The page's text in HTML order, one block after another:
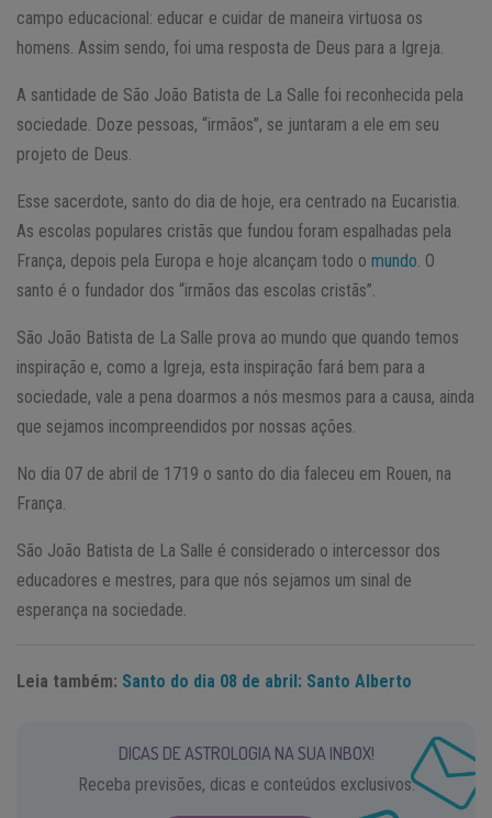
campo educacional: educar e cuidar de maneira virtuosa os
homens. Assim sendo, foi uma resposta de Deus para a Igreja.
A santidade de São João Batista de La Salle foi reconhecida pela
sociedade. Doze pessoas, “irmãos”, se juntaram a ele em seu
projeto de Deus.
Esse sacerdote, santo do dia de hoje, era centrado na Eucaristia.
As escolas populares cristãs que fundou foram espalhadas pela
França, depois pela Europa e hoje alcançam todo o mundo . O
santo é o fundador dos “irmãos das escolas cristãs”.
São João Batista de La Salle prova ao mundo que quando temos
inspiração e, como a Igreja, esta inspiração fará bem para a
sociedade, vale a pena doarmos a nós mesmos para a causa, ainda
que sejamos incompreendidos por nossas ações.
No dia 07 de abril de 1719 o santo do dia faleceu em Rouen, na
França.
São João Batista de La Salle é considerado o intercessor dos
educadores e mestres, para que nós sejamos um sinal de
esperança na sociedade.
Leia também: Santo do dia 08 de abril: Santo Alberto
DICAS DE ASTROLOGIA NA SUA INBOX!
Receba previsões, dicas e conteúdos exclusivos.